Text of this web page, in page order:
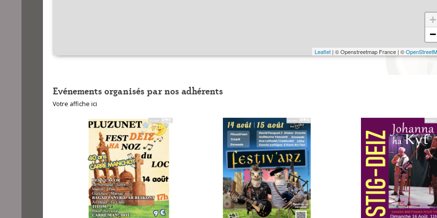
+
−
Leaflet| © Openstreetmap France | ©
Evénements organisés par nos adhérents
Votre affiche ici